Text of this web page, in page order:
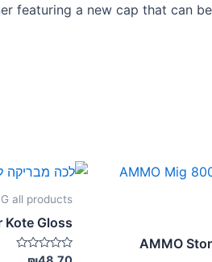
featuring a new cap that can
AMMO
all products
Kote Gloss
דורג